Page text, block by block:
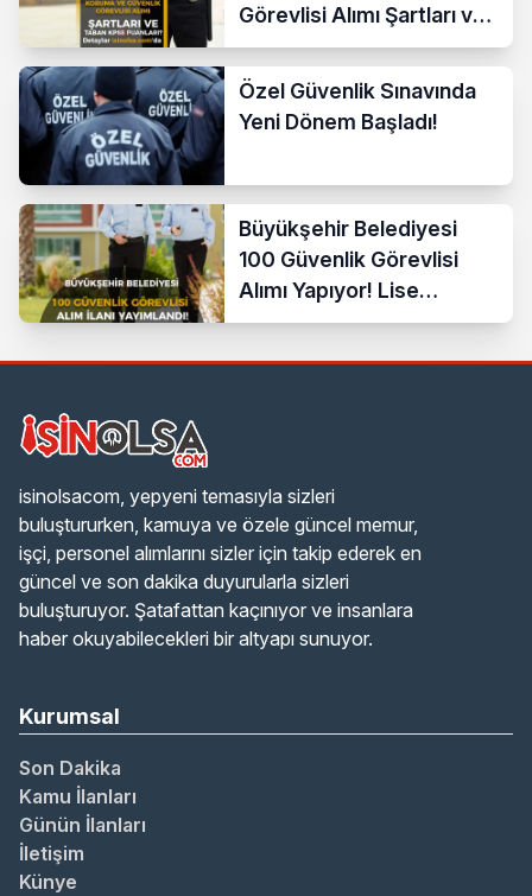
Görevlisi Alımı Şartları ve
Taban KPSS Puanı 2025
Özel Güvenlik Sınavında
Yeni Dönem Başladı!
Büyükşehir Belediyesi
100 Güvenlik Görevlisi
Alımı Yapıyor! Lise
Mezunu
isinolsacom, yepyeni temasıyla sizleri
buluştururken, kamuya ve özele güncel memur,
işçi, personel alımlarını sizler için takip ederek en
güncel ve son dakika duyurularla sizleri
buluşturuyor. Şatafattan kaçınıyor ve insanlara
haber okuyabilecekleri bir altyapı sunuyor.
Kurumsal
Son Dakika
Kamu İlanları
Günün İlanları
İletişim
Künye